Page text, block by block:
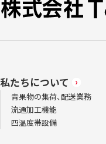
私たちについて
青果物の集荷、配送業務
流通加工機能
四温度帯設備